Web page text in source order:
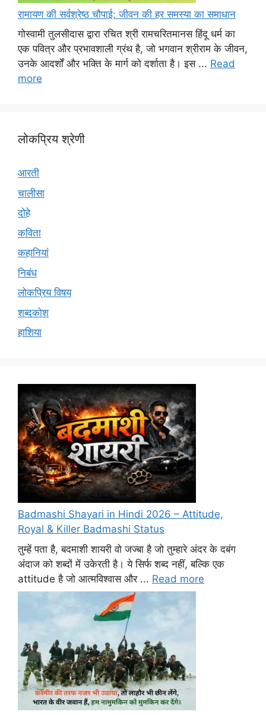
रामायण की सर्वश्रेष्ठ चौपाई: जीवन की हर समस्या का समाधान
गोस्वामी तुलसीदास द्वारा रचित श्री रामचरितमानस हिंदू धर्म का
एक पवित्र और प्रभावशाली ग्रंथ है, जो भगवान श्रीराम के जीवन,
उनके आदर्शों और भक्ति के मार्ग को दर्शाता है। इस ... Read
more
लोकप्रिय श्रेणी
आरती
चालीसा
दोहे
कविता
कहानियां
निबंध
लोकप्रिय विषय
शब्दकोश
हाशिया
Badmashi Shayari in Hindi 2026 – Attitude,
Royal & Killer Badmashi Status
तुम्हें पता है, बदमाशी शायरी वो जज्बा है जो तुम्हारे अंदर के दबंग
अंदाज को शब्दों में उकेरती है। ये सिर्फ शब्द नहीं, बल्कि एक
attitude है जो आत्मविश्वास और ... Read more